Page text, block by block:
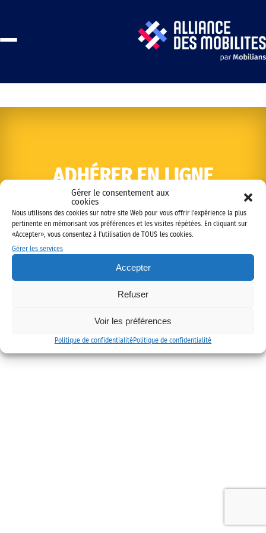
Gérer le consentement aux
cookies
Nous utilisons des cookies sur notre site Web pour vous offrir l'expérience la plus
pertinente en mémorisant vos préférences et les visites répétées. En cliquant sur
«Accepter», vous consentez à l'utilisation de TOUS les cookies.
Gérer les services
Accepter
Refuser
Voir les préférences
Politique de confidentialitéPolitique de confidentialité
ADHÉRER EN LIGNE
Copyright © 2022 Alliance des mobilités
Mentions légales Politique de confidentialité Contact